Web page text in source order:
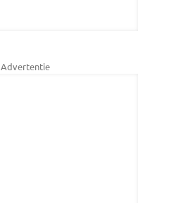
Advertentie